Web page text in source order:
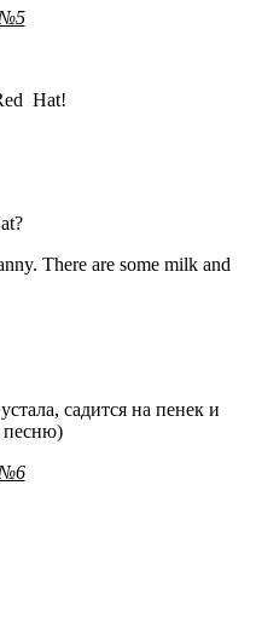
Hat!
There are some milk and
садится на пенек и
песню)